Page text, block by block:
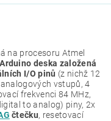
na procesoru Atmel
deska založená
I/O pinů (z nichž 12
vstupů, 4
frekvenci 84 MHz,
to analog) piny, 2x
čtečku, resetovací